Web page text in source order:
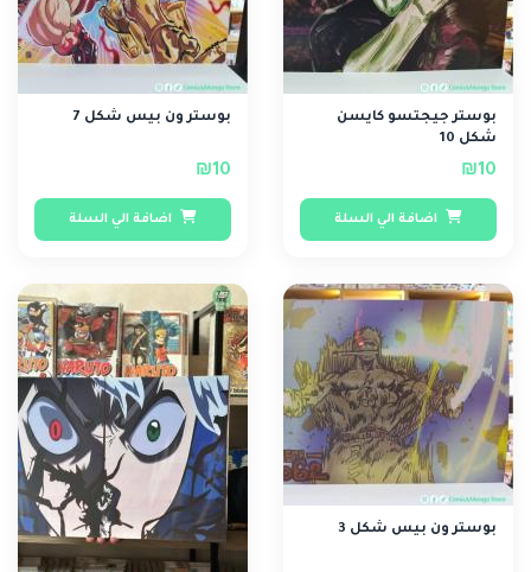
بوستر جيجتسو كايسن
شكل 10
₪10
اضافة الي السلة
بوستر ون بيس شكل 7
₪10
اضافة الي السلة
بوستر ون بيس شكل 3